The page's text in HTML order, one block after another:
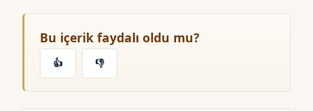
Bu içerik faydalı oldu mu?
👍 👎